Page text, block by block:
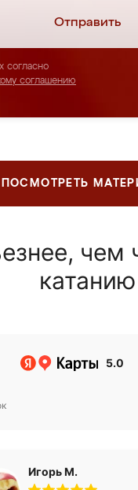
Отправить
согласно
соглашению
ПОСМОТРЕТЬ
чем
катанию
5.0
Игорь М.